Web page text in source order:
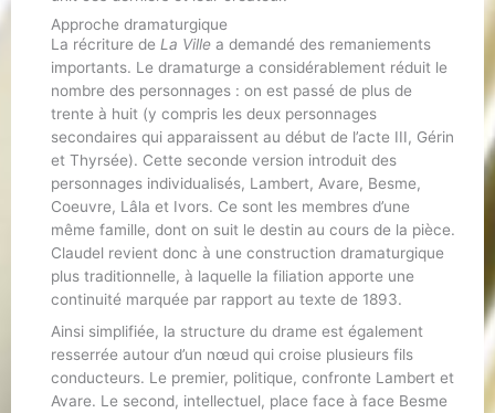
Approche dramaturgique
La récriture de La Ville a demandé des remaniements
importants. Le dramaturge a considérablement réduit le
nombre des personnages : on est passé de plus de
trente à huit (y compris les deux personnages
secondaires qui apparaissent au début de l’acte III, Gérin
et Thyrsée). Cette seconde version introduit des
personnages individualisés, Lambert, Avare, Besme,
Coeuvre, Lâla et Ivors. Ce sont les membres d’une
même famille, dont on suit le destin au cours de la pièce.
Claudel revient donc à une construction dramaturgique
plus traditionnelle, à laquelle la filiation apporte une
continuité marquée par rapport au texte de 1893.
Ainsi simplifiée, la structure du drame est également
resserrée autour d’un nœud qui croise plusieurs fils
conducteurs. Le premier, politique, confronte Lambert et
Avare. Le second, intellectuel, place face à face Besme